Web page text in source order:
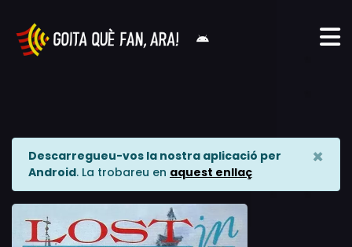
Descarregueu-vos la nostra aplicació per
Android. La trobareu en aquest enllaç
×